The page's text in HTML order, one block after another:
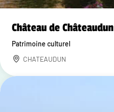
Château de Châteaudun
Patrimoine culturel
CHATEAUDUN